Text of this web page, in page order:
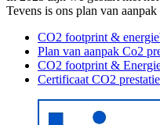
Tevens is ons plan van
CO2 footprint &
Plan van aanpak Co2
CO2 footprint &
Certificaat CO2